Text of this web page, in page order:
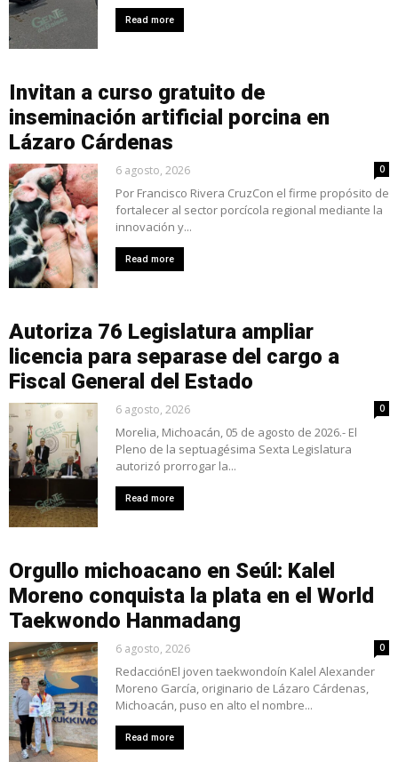
Read more
Invitan a curso gratuito de
inseminación artificial porcina en
Lázaro Cárdenas
6 agosto, 2026 0
Por Francisco Rivera CruzCon el firme propósito de
fortalecer al sector porcícola regional mediante la
innovación y...
Read more
Autoriza 76 Legislatura ampliar
licencia para separase del cargo a
Fiscal General del Estado
6 agosto, 2026 0
Morelia, Michoacán, 05 de agosto de 2026.- El
Pleno de la septuagésima Sexta Legislatura
autorizó prorrogar la...
Read more
Orgullo michoacano en Seúl: Kalel
Moreno conquista la plata en el World
Taekwondo Hanmadang
6 agosto, 2026 0
RedacciónEl joven taekwondoín Kalel Alexander
Moreno García, originario de Lázaro Cárdenas,
Michoacán, puso en alto el nombre...
Read more